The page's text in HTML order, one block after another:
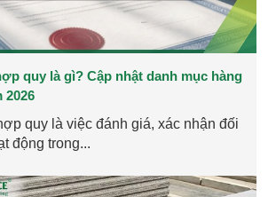
quy là gì? Cập nhật danh mục hàng
2026
quy là việc đánh giá, xác nhận đối
động trong...